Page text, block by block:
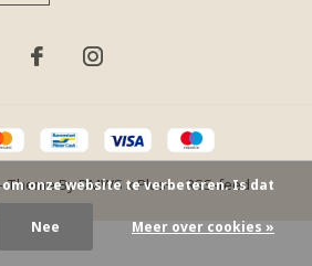
Theme ByDMWS xPlus+-RSS-feed
onze website te verbeteren. Is dat
Nee Meer over cookies »